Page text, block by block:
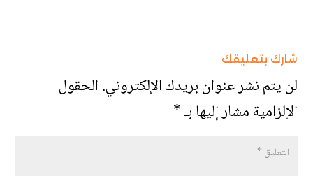
شارك بتعليقك
لن يتم نشر عنوان بريدك الإلكتروني.الحقول
الإلزامية مشار إليها بـ*